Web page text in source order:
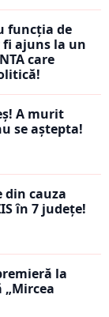
funcția de
fi ajuns la un
care
A murit
se aștepta!
din cauza
în 7 județe!
la